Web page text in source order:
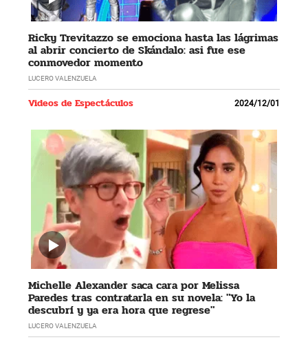
Ricky Trevitazzo se emociona hasta las lágrimas
al abrir concierto de Skándalo: asi fue ese
conmovedor momento
LUCERO VALENZUELA
Videos de Espectáculos 2024/12/01
Michelle Alexander saca cara por Melissa
Paredes tras contratarla en su novela: "Yo la
descubrí y ya era hora que regrese"
LUCERO VALENZUELA